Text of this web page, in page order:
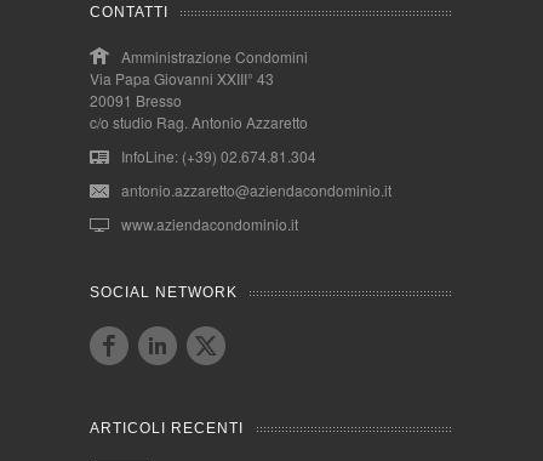
CONTATTI
Amministrazione Condomini
Via Papa Giovanni XXIII° 43
20091 Bresso
c/o studio Rag. Antonio Azzaretto
InfoLine: (+39) 02.674.81.304
antonio.azzaretto@aziendacondominio.it
www.aziendacondominio.it
SOCIAL NETWORK
ARTICOLI RECENTI